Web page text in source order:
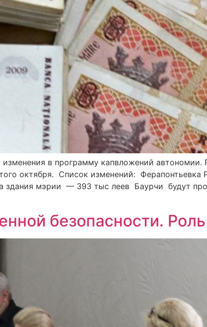
в программу капвложений автономии.
октября. Список изменений:
здания мэрии — 393 тыс леев Баурчи будут
безопасности.